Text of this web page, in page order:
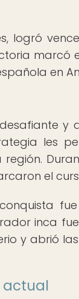
logró
marcó
en
y
les
el
inca
y abrió
actual